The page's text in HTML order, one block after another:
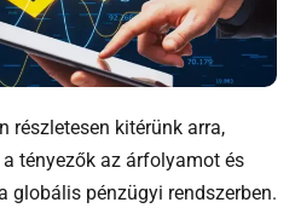
részletesen kitérünk arra,
tényezők az árfolyamot és
globális pénzügyi rendszerben.